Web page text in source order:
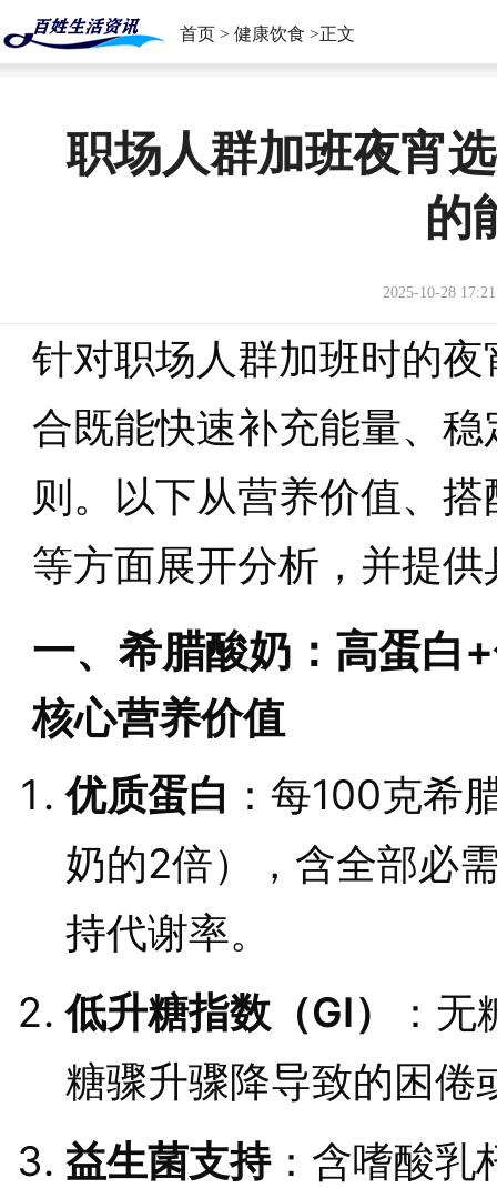
首页 > 健康饮食 >正文
职场人群加班夜宵
的
2025-10-28
针对职场人群加班时的
合既能快速补充能量、
则。以下从营养价值、
等方面展开分析，并提
一、希腊酸奶：高蛋白
核心营养价值
优质蛋白 ：每100克希
奶的2倍），含全部必
持代谢率。
低升糖指数（GI）
：
糖骤升骤降导致的困倦
益生菌支持：含嗜酸乳